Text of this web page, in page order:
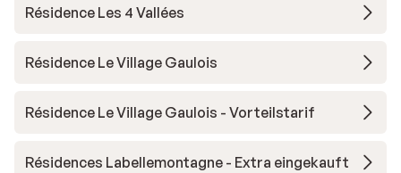
Résidence Les 4 Vallées
Résidence Le Village Gaulois
Résidence Le Village Gaulois - Vorteilstarif
Résidences Labellemontagne - Extra eingekauft